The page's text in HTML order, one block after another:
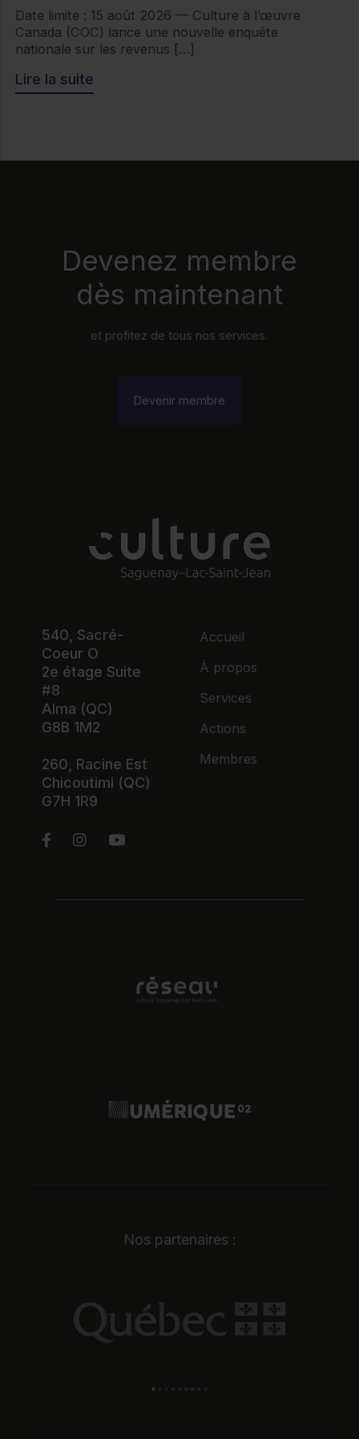
Date limite : 15 août 2026 — Culture à l’œuvre
Canada (COC) lance une nouvelle enquête
nationale sur les revenus […]
Lire la suite
Devenez membre
dès maintenant
et profitez de tous nos services.
Devenir membre
540, Sacré-
Coeur O
2e étage Suite
#8
Alma (QC)
G8B 1M2
260, Racine Est
Chicoutimi (QC)
G7H 1R9
Accueil
À propos
Services
Actions
Membres
Nos partenaires :